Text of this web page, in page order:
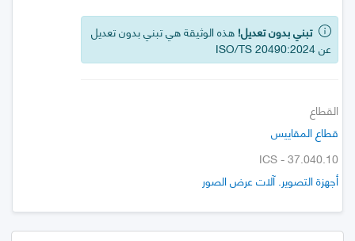
تبني بدون تعديل! هذه الوثيقة هي تبني بدون تعديل
عن ISO/TS 20490:2024
القطاع
قطاع المقاييس
ICS - 37.040.10
أجهزة التصوير. آلات عرض الصور